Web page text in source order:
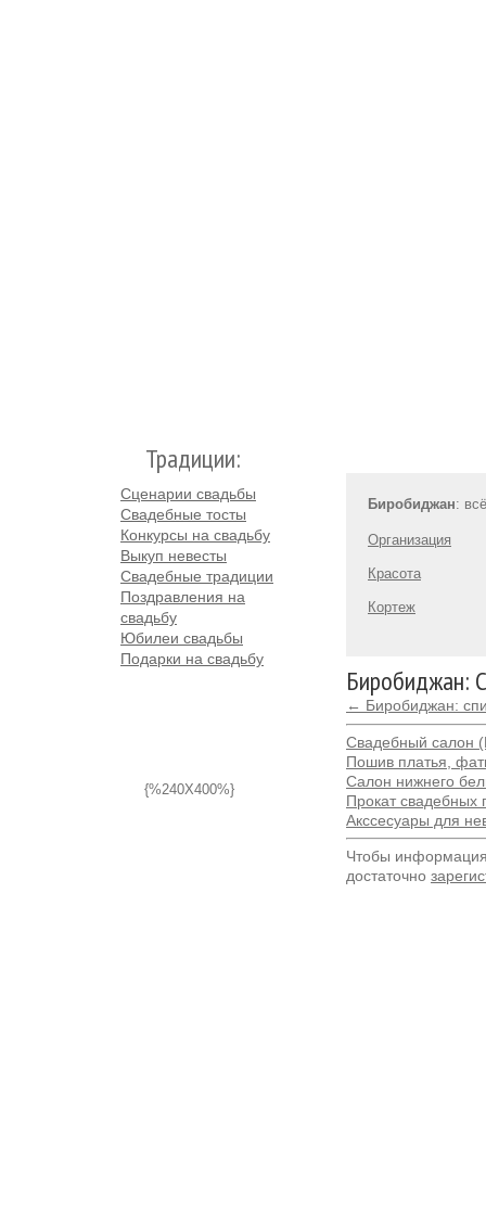
Традиции:
Сценарии свадьбы
Свадебные тосты
Конкурсы на свадьбу
Выкуп невесты
Свадебные традиции
Поздравления на
свадьбу
Юбилеи свадьбы
Подарки на свадьбу
{%240X400%}
Биробиджан:
Организация
Красота
Кортеж
Биробиджан:
← Биробиджан:
Свадебный салон
Пошив платья,
Салон нижнего
Прокат свадебных
Акссесуары для
Чтобы
достаточно